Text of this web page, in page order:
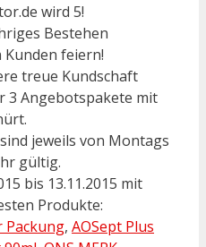
wird 5!
Bestehen
feiern!
treue Kundschaft
3 Angebotspakete mit
jeweils von Montags
gültig.
bis 13.11.2015 mit
Produkte:
Packung, AOSept Plus